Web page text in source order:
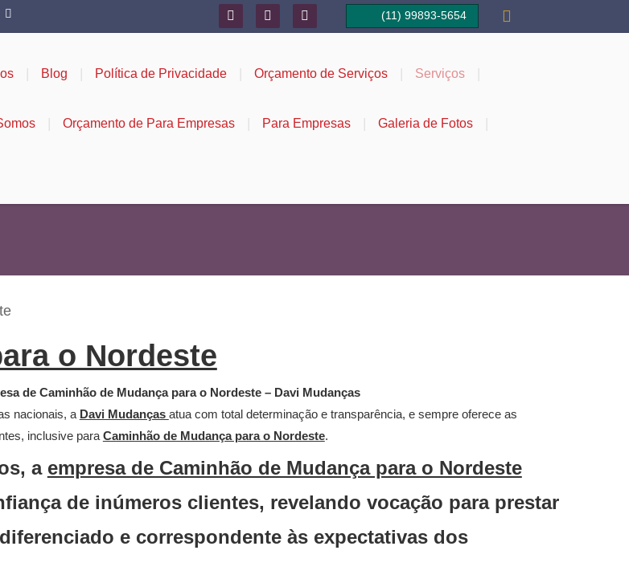

(11) 99893-5654
Orçamento por
  
Blog Política de Privacidade Orçamento de Serviços Serviços
Orçamento de Para Empresas Para Empresas Galeria de Fotos
o Nordeste
de Caminhão de Mudança para o Nordeste – Davi Mudanças
nacionais, a Davi Mudanças atua com total determinação e transparência, e sempre oferece as
inclusive para Caminhão de Mudança para o Nordeste.
a empresa de Caminhão de Mudança para o Nordeste
de inúmeros clientes, revelando vocação para prestar
e correspondente às expectativas dos